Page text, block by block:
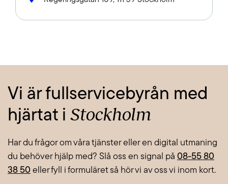
Vi är fullservicebyrån med
hjärtat i Stockholm
Har du frågor om våra tjänster eller en digital utmaning
du behöver hjälp med? Slå oss en signal på 08-55 80
38 50 eller fyll i formuläret så hör vi av oss vi inom kort.